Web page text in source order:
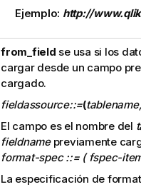
Ejemplo: http://
from_field se usa si los
cargar desde un campo
cargado.
fieldassource::=(
El campo es el nombre del
fieldnamepreviamente
format-spec ::= ( fspec-
La especificación de